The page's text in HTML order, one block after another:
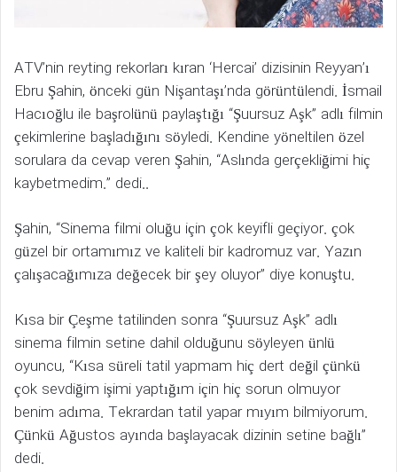
ATV’nin reyting rekorları kıran ‘Hercai’ dizisinin Reyyan’ı
Ebru Şahin, önceki gün Nişantaşı’nda görüntülendi. İsmail
Hacıoğlu ile başrolünü paylaştığı “Şuursuz Aşk” adlı filmin
çekimlerine başladığını söyledi. Kendine yöneltilen özel
sorulara da cevap veren Şahin, “Aslında gerçekliğimi hiç
kaybetmedim.” dedi..
Şahin, “Sinema filmi oluğu için çok keyifli geçiyor. çok
güzel bir ortamımız ve kaliteli bir kadromuz var. Yazın
çalışacağımıza değecek bir şey oluyor” diye konuştu.
Kısa bir Çeşme tatilinden sonra “Şuursuz Aşk” adlı
sinema filmin setine dahil olduğunu söyleyen ünlü
oyuncu, “Kısa süreli tatil yapmam hiç dert değil çünkü
çok sevdiğim işimi yaptığım için hiç sorun olmuyor
benim adıma. Tekrardan tatil yapar mıyım bilmiyorum.
Çünkü Ağustos ayında başlayacak dizinin setine bağlı”
dedi.